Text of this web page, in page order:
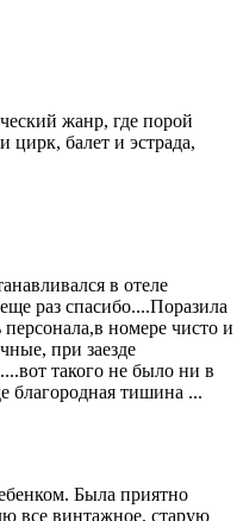
жанр, где порой
цирк, балет и эстрада,
в отеле
раз спасибо....Поразила
номере чисто и
при заезде
такого не было ни в
благородная тишина ...
Была приятно
все винтажное, старую